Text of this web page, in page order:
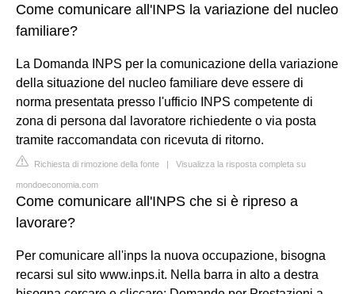
Come comunicare all'INPS la variazione del nucleo
familiare?
La Domanda INPS per la comunicazione della variazione
della situazione del nucleo familiare deve essere di
norma presentata presso l'ufficio INPS competente di
zona di persona dal lavoratore richiedente o via posta
tramite raccomandata con ricevuta di ritorno.
Richiesta di rimozione della fonte | Visualizza la risposta completa su
mondoeconomia.com
Come comunicare all'INPS che si è ripreso a
lavorare?
Per comunicare all'inps la nuova occupazione, bisogna
recarsi sul sito www.inps.it. Nella barra in alto a destra